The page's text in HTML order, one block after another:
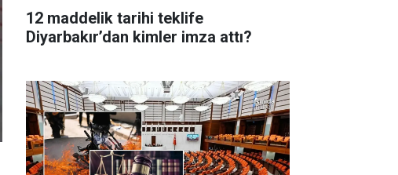
12 maddelik tarihi teklife
Diyarbakır’dan kimler imza attı?